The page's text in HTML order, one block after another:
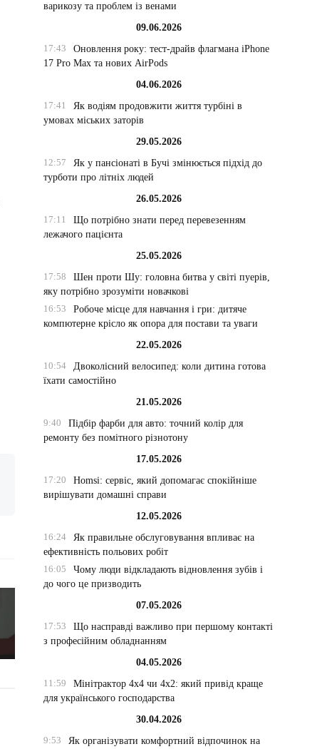
варикозу та проблем із венами
09.06.2026
17:43
Оновлення року: тест-драйв флагмана iPhone
17 Pro Max та нових AirPods
04.06.2026
17:41
Як водіям продовжити життя турбіні в
умовах міських заторів
29.05.2026
12:57
Як у пансіонаті в Бучі змінюється підхід до
турботи про літніх людей
26.05.2026
17:11
Що потрібно знати перед перевезенням
лежачого пацієнта
25.05.2026
17:58
Шен проти Шу: головна битва у світі пуерів,
яку потрібно зрозуміти новачкові
16:53
Робоче місце для навчання і гри: дитяче
компютерне крісло як опора для постави та уваги
22.05.2026
10:54
Двоколісний велосипед: коли дитина готова
їхати самостійно
21.05.2026
9:40
Підбір фарби для авто: точний колір для
ремонту без помітного різнотону
17.05.2026
17:20
Homsi: сервіс, який допомагає спокійніше
вирішувати домашні справи
12.05.2026
16:24
Як правильне обслуговування впливає на
ефективність польових робіт
16:05
Чому люди відкладають відновлення зубів і
до чого це призводить
07.05.2026
17:53
Що насправді важливо при першому контакті
з професійним обладнанням
04.05.2026
11:59
Мінітрактор 4х4 чи 4х2: який привід краще
для українського господарства
30.04.2026
9:53
Як організувати комфортний відпочинок на